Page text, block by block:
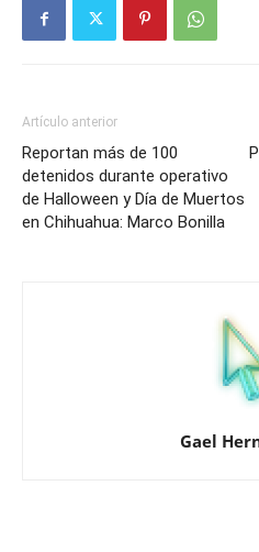
Artículo anterior
Reportan más de 100
detenidos durante operativo
de Halloween y Día de Muertos
en Chihuahua: Marco Bonilla
Gael